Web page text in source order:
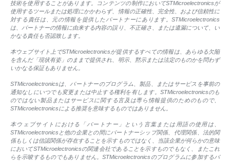
技術を使用することがあります。コンテンツの制作においてSTMicroelectronicsが
使用するツールまたは処理にかかわらず、情報の正確性、完全性、および信頼性に
対する責任は、元の情報を提供したパートナーにあります。STMicroelectronics
は、パートナーの情報に由来する内容の誤り、不正確さ、または遺漏について、い
かなる責任も否認致します。
本ウェブサイト上でSTMicroelectronicsが提供するすべての情報は、あらゆる欠陥
を含んだ「現状有姿」のままで提供され、明示、黙示または法定のものかを問わず
いかなる保証もありません。
STMicroelectronicsは、パートナーのプログラム、製品、またはサービスを事前の
通知なしにいつでも変更または中止する権利を有します。STMicroelectronicsのも
のではない製品またはサービスに関する言及は専ら情報提供のためのもので、
STMicroelectronicsによる推奨を意味するものではありません。
本ウェブサイトにおける「パートナー」という言葉または用語の使用は、
STMicroelectronicsと他の企業との間にパートナーシップ関係、代理関係、法的関
係もしくは信認関係が存在することを示すものではなく、当該企業が何らかの意味
においてSTMicroelectronicsの関連会社であることを示すものでもなく、またこれ
らを示唆するものでもありません。STMicroelectronicsのプログラムに参加するパ